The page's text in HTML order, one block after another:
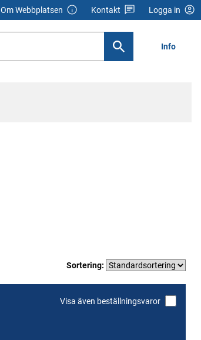
Om Webbplatsen Kontakt Logga in
Info
Sortering:
Visa även beställningsvaror